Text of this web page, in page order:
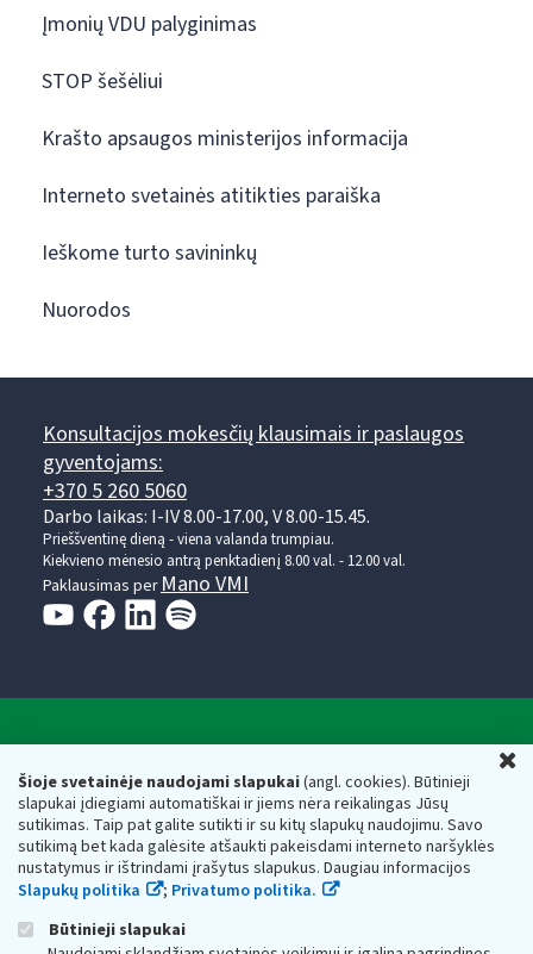
Šioje svetainėje naudojami slapukai(angl. cookies). Būtinieji
slapukai įdiegiami automatiškai ir jiems nėra reikalingas Jūsų
sutikimas. Taip pat galite sutikti ir su kitų slapukų naudojimu. Savo
sutikimą bet kada galėsite atšaukti pakeisdami interneto naršyklės
nustatymus ir ištrindami įrašytus slapukus. Daugiau informacijos
Slapukų politika
; Privatumo politika.
Būtinieji slapukai
Įmonių VDU palyginimas
STOP šešėliui
Krašto apsaugos ministerijos informacija
Interneto svetainės atitikties paraiška
Ieškome turto savininkų
Nuorodos
Konsultacijos mokesčių klausimais ir paslaugos
gyventojams:
+370 5 260 5060
Darbo laikas: I-IV 8.00-17.00, V 8.00-15.45.
Prieššventinę dieną - viena valanda trumpiau.
Kiekvieno mėnesio antrą penktadienį 8.00 val. - 12.00 val.
Paklausimas per Mano VMI
Respublikos finansų ministerijos
Biudžetinė įstaiga. Juridinio asmens kodas — 188659752,
adresas: Vasario 16-osios g. 14, 01107 Vilnius, Lietuva, el.paštas:
vmi@vmi.lt, E. pristatymo dėžutės adresas 188659752
Duomenys apie Valstybinę mokesčių inspekciją prie Lietuvos
Respublikos finansų ministerijos kaupiami ir saugomi Juridinių